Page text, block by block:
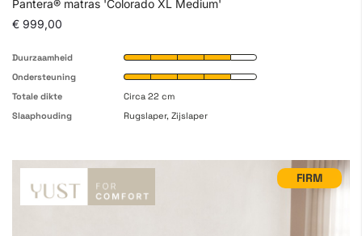
Pantera® matras 'Colorado XL Medium'
€ 999,00
Duurzaamheid
Ondersteuning
Totale dikte
Circa 22 cm
Slaaphouding
Rugslaper, Zijslaper
FIRM